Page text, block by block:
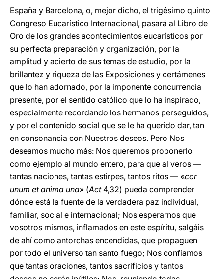
España y Barcelona, o, mejor dicho, el trigésimo quinto
Congreso Eucarístico Internacional, pasará al Libro de
Oro de los grandes acontecimientos eucarísticos por
su perfecta preparación y organización, por la
amplitud y acierto de sus temas de estudio, por la
brillantez y riqueza de las Exposiciones y certámenes
que lo han adornado, por la imponente concurrencia
presente, por el sentido católico que lo ha inspirado,
especialmente recordando los hermanos perseguidos,
y por el contenido social que se le ha querido dar, tan
en consonancia con Nuestros deseos. Pero Nos
deseamos mucho más: Nos queremos proponerlo
como ejemplo al mundo entero, para que al veros —
tantas naciones, tantas estirpes, tantos ritos — «cor
unum et anima una» (Act4,32) pueda comprender
dónde está la fuente de la verdadera paz individual,
familiar, social e internacional; Nos esperarnos que
vosotros mismos, inflamados en este espíritu, salgáis
de ahí como antorchas encendidas, que propaguen
por todo el universo tan santo fuego; Nos confiamos
que tantas oraciones, tantos sacrificios y tantos